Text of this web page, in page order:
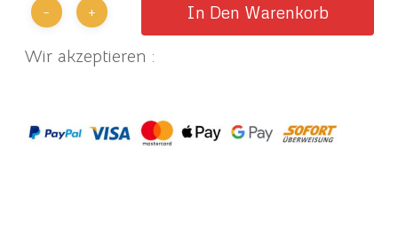
In Den Warenkorb
Wir akzeptieren :